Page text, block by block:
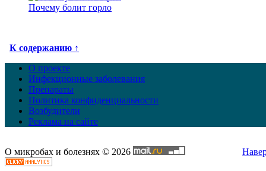
Почему болит горло
К содержанию ↑
О проекте
Инфекционные заболевания
Препараты
Политика конфиденциальности
Возбудители
Реклама на сайте
О микробах и болезнях © 2026